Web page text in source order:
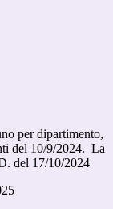
per dipartimento,
del 10/9/2024. La
del 17/10/2024